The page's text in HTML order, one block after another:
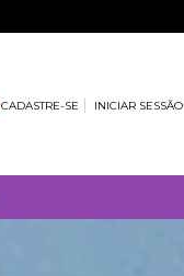
CADASTRE-SE INICIAR SESSÃO